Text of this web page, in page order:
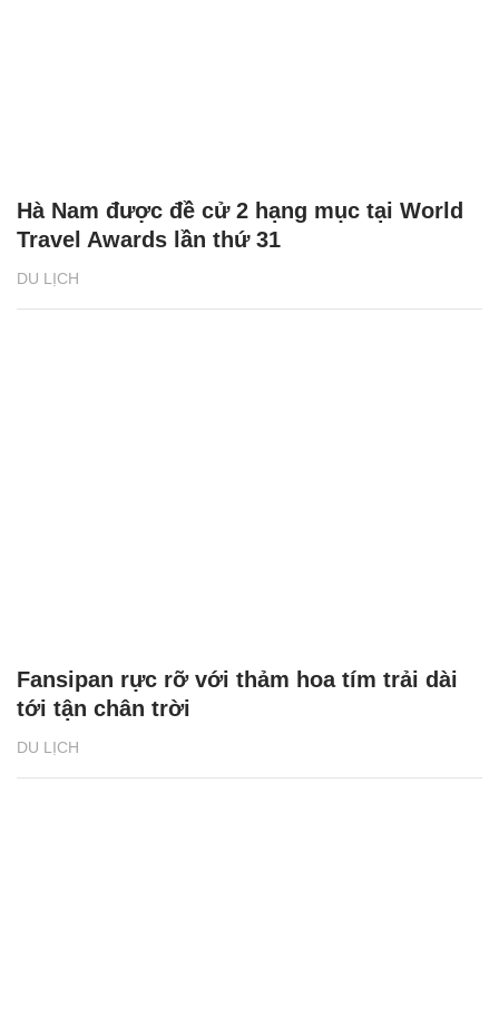
DU LỊCH
Hà Nam được đề cử 2 hạng mục tại World
Travel Awards lần thứ 31
DU LỊCH
Fansipan rực rỡ với thảm hoa tím trải dài
tới tận chân trời